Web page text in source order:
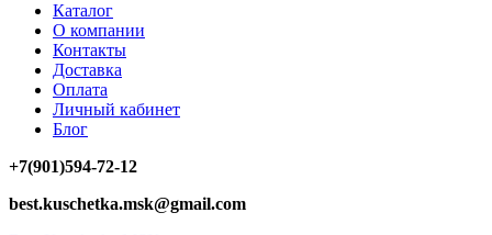
Каталог
О компании
Контакты
Доставка
Оплата
Личный кабинет
Блог
+7(901)594-72-12
best.kuschetka.msk@gmail.com